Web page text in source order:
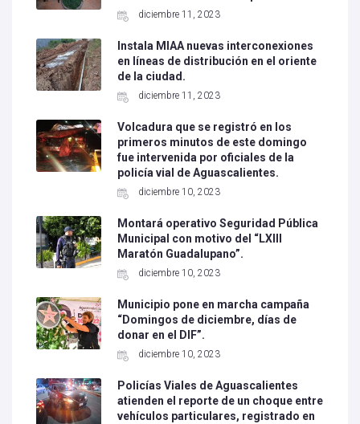
diciembre 11, 2023
Instala MIAA nuevas interconexiones
en líneas de distribución en el oriente
de la ciudad.
diciembre 11, 2023
Volcadura que se registró en los
primeros minutos de este domingo
fue intervenida por oficiales de la
policía vial de Aguascalientes.
diciembre 10, 2023
Montará operativo Seguridad Pública
Municipal con motivo del “LXIII
Maratón Guadalupano”.
diciembre 10, 2023
Municipio pone en marcha campaña
“Domingos de diciembre, días de
donar en el DIF”.
diciembre 10, 2023
Policías Viales de Aguascalientes
atienden el reporte de un choque entre
vehículos particulares, registrado en